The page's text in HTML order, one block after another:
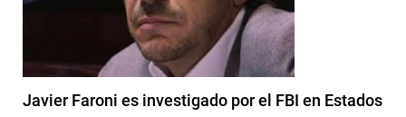
Javier Faroni es investigado por el FBI en Estados